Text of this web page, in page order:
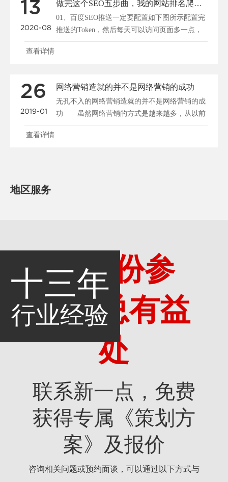
13
2020-08
做完这个SEO五步曲，我的网站排名爬到了百度第一名！
01、百度SEO推送一定要配置如下图所示配置完
推送的Token，然后每天可以访问页面多一点，
每个页面......
查看详情
26
2019-01
网络营销造就的并不是网络营销的成功
无孔不入的网络营销造就的并不是网络营销的成
功 虽然网络营销的方式是越来越多，从以前
单纯的、邮件等发......
查看详情
地区服务
十三年
行业经验
多一份参
考，总有益
处
联系新一点，免费
获得专属《策划方
案》及报价
咨询相关问题或预约面谈，可以通过以下方式与